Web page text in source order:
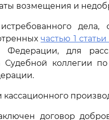
возмещения и
частью 1 статьи
Федерации, для
Судебной коллегии
договор